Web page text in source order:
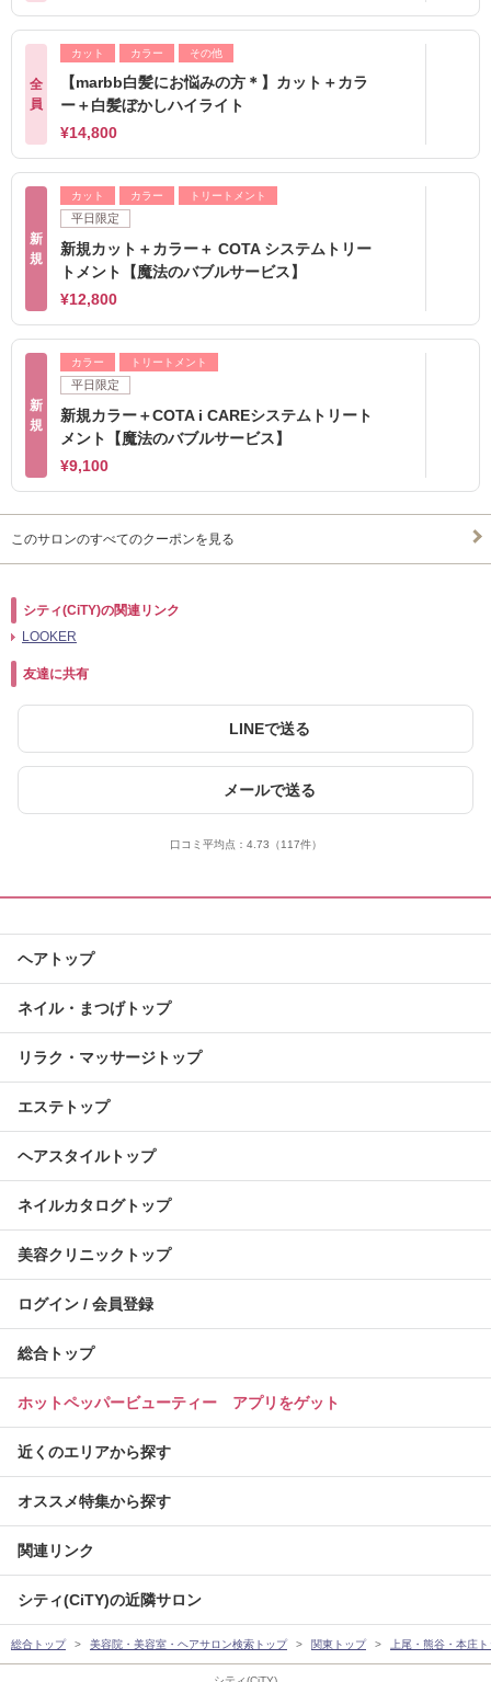
全
員
カット カラー その他
【marbb白髪にお悩みの方＊】カット＋カラ
ー＋白髪ぼかしハイライト
¥14,800
新
規
カット カラー トリートメント
平日限定
新規カット＋カラー＋ COTA システムトリー
トメント【魔法のバブルサービス】
¥12,800
新
規
カラー トリートメント
平日限定
新規カラー＋COTA i CAREシステムトリート
メント【魔法のバブルサービス】
¥9,100
このサロンのすべてのクーポンを見る
シティ(CiTY)の関連リンク
LOOKER
友達に共有
LINEで送る
メールで送る
口コミ平均点： 4.73 （117件）
ヘアトップ
ネイル・まつげトップ
リラク・マッサージトップ
エステトップ
ヘアスタイルトップ
ネイルカタログトップ
美容クリニックトップ
ログイン / 会員登録
総合トップ
ホットペッパービューティー アプリをゲット
近くのエリアから探す
オススメ特集から探す
関連リンク
シティ(CiTY)の近隣サロン
総合トップ 美容院・美容室・ヘアサロン検索トップ 関東トップ 上尾・熊谷・本庄